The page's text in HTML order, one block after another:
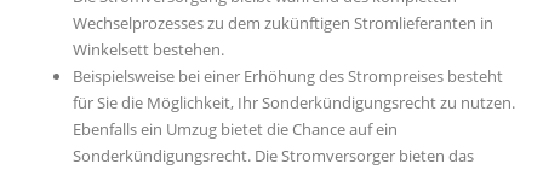
Wechselprozesses zu dem zukünftigen Stromlieferanten in
Winkelsett bestehen.
Beispielsweise bei einer Erhöhung des Strompreises besteht
für Sie die Möglichkeit, Ihr Sonderkündigungsrecht zu nutzen.
Ebenfalls ein Umzug bietet die Chance auf ein
Sonderkündigungsrecht. Die Stromversorger bieten das